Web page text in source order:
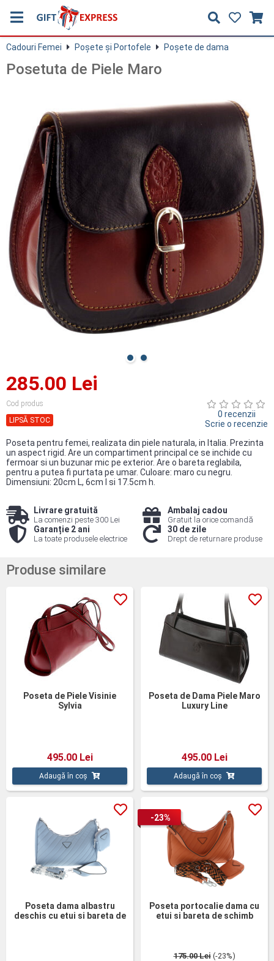
Cadouri Femei Poşete şi Portofele Poșete de dama
Posetuta de Piele Maro
285.00 Lei
Cod produs
LIPSĂ STOC
0 recenzii
Scrie o recenzie
Poseta pentru femei, realizata din piele naturala, in Italia. Prezinta
un aspect rigid. Are un compartiment principal ce se inchide cu
fermoar si un buzunar mic pe exterior. Are o bareta reglabila,
pentru a putea fi purtata pe umar. Culoare: maro cu negru.
Dimensiuni: 20cm L, 6cm l si 17.5cm h.
Livrare gratuită
La comenzi peste 300 Lei
Ambalaj cadou
Gratuit la orice comandă
Garanție 2 ani
La toate produsele electrice
30 de zile
Drept de returnare produse
Produse similare
Poseta de Piele Visinie
Sylvia
495.00 Lei
Adaugă în coș
Poseta de Dama Piele Maro
Luxury Line
495.00 Lei
Adaugă în coș
Poseta dama albastru
deschis cu etui si bareta de
Poseta portocalie dama cu
etui si bareta de schimb
175.00 Lei(-23%)
-23%